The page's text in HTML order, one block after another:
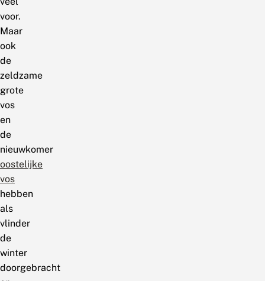
voor.
Maar
ook
de
zeldzame
grote
vos
en
de
nieuwkomer
oostelijke
vos
hebben
als
vlinder
de
winter
doorgebracht